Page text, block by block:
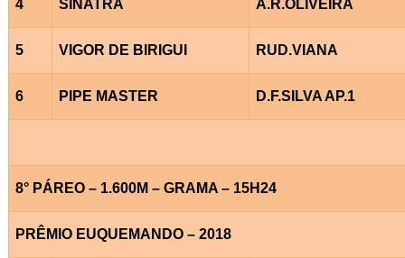
4 SINATRA A.R.OLIVEIRA
5 VIGOR DE BIRIGUI RUD.VIANA
6 PIPE MASTER D.F.SILVA AP.1
8° PÁREO – 1.600M – GRAMA – 15H24
PRÊMIO EUQUEMANDO – 2018